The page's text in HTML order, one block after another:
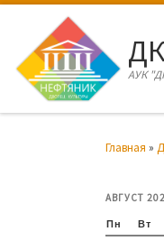
Перейти к содержимому
АУК
Главная »
АВГУСТ
Пн Вт